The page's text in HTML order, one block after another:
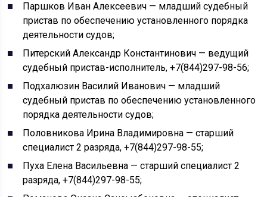
Паршков Иван Алексеевич — младший судебный
пристав по обеспечению установленного порядка
деятельности судов;
Питерский Александр Константинович — ведущий
судебный пристав-исполнитель, +7(844)297-98-56;
Подхалюзин Василий Иванович — младший
судебный пристав по обеспечению установленного
порядка деятельности судов;
Половникова Ирина Владимировна — старший
специалист 2 разряда, +7(844)297-98-55;
Пуха Елена Васильевна — старший специалист 2
разряда, +7(844)297-98-55;